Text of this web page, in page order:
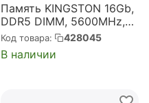
Память KINGSTON 16Gb,
DDR5 DIMM, 5600MHz,
ValueRAM 1 модуль,
44800 Мб/с, CL46, 1.1 В
(KVR56U46BS8-16)
Код товара: 428045
В наличии